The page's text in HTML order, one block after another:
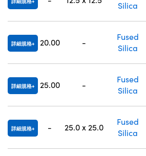
Silica
詳細規格 20.00 -
Fused
Silica
詳細規格 25.00 -
Fused
Silica
詳細規格 - 25.0 x 25.0
Fused
Silica